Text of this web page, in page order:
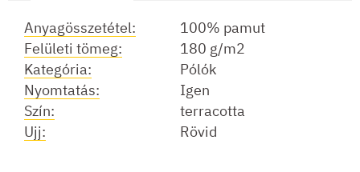
Anyagösszetétel:
100% pamut
Felületi tömeg:
180 g/m2
Kategória:
Pólók
Nyomtatás:
Igen
Szín:
terracotta
Ujj:
Rövid